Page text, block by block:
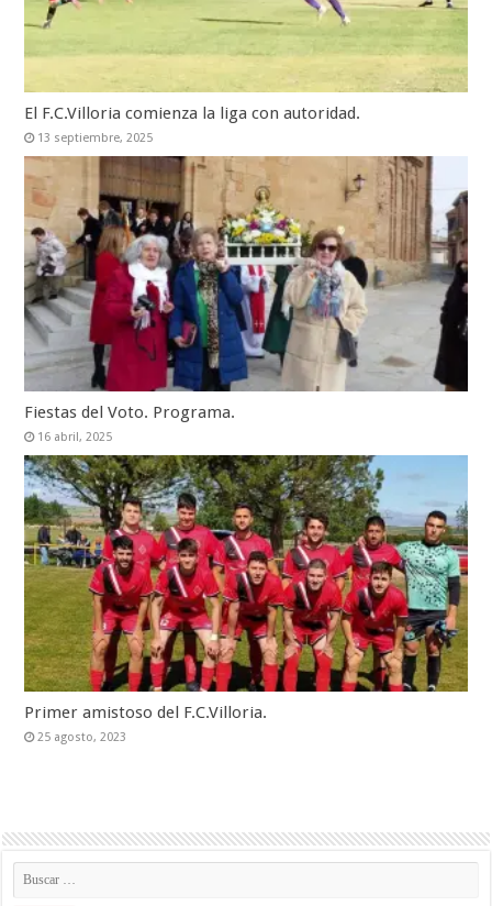
El F.C.Villoria comienza la liga con autoridad.
13 septiembre, 2025
Fiestas del Voto. Programa.
16 abril, 2025
Primer amistoso del F.C.Villoria.
25 agosto, 2023